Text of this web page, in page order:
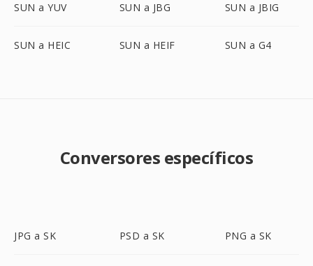
SUN a YUV SUN a JBG SUN a JBIG
SUN a HEIC SUN a HEIF SUN a G4
Conversores específicos
JPG a SK PSD a SK PNG a SK